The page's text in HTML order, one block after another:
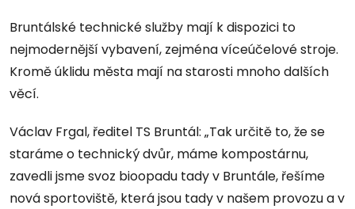
Bruntálské technické služby mají k dispozici to
nejmodernější vybavení, zejména víceúčelové stroje.
Kromě úklidu města mají na starosti mnoho dalších
věcí.
Václav Frgal, ředitel TS Bruntál: „Tak určitě to, že se
staráme o technický dvůr, máme kompostárnu,
zavedli jsme svoz bioopadu tady v Bruntále, řešíme
nová sportoviště, která jsou tady v našem provozu a v